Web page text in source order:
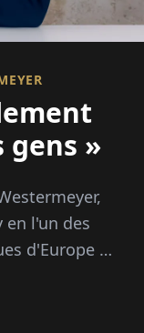
gens »
l'un des
d'Europe :